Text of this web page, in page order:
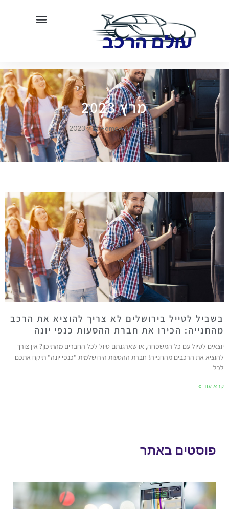
מרץ 2023
Home»Archives for מרץ 2023
לטייל בירושלים לא צריך להוציא את הרכב
הכירו את חברת ההסעות כנפי יונה
לטיול עם כל המשפחה, או שארגנתם טיול לכל החברים מהתיכון? אין צורך
את הרכבים מהחנייה! חברת ההסעות הירושלמית "כנפי יונה" תיקח אתכם
עוד »
באתר